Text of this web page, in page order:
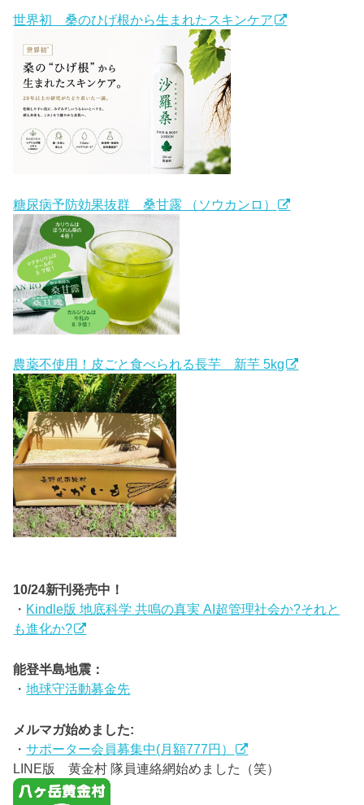
世界初 桑のひげ根から生まれたスキンケア
糖尿病予防効果抜群 桑甘露 （ソウカンロ）
農薬不使用！皮ごと食べられる長芋 新芋 5kg
10/24新刊発売中！
・ Kindle版 地底科学 共鳴の真実 AI超管理社会か?それと
も進化か?
能登半島地震：
・地球守活動募金先
メルマガ始めました:
・サポーター会員募集中(月額777円）
LINE版 黄金村 隊員連絡網始めました（笑）